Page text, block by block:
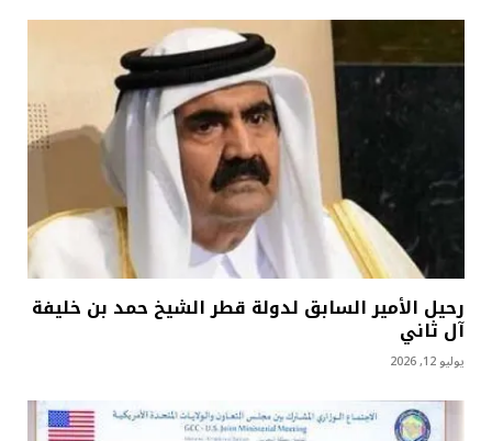
رحيل الأمير السابق لدولة قطر الشيخ حمد بن خليفة
آل ثاني
يوليو 12, 2026